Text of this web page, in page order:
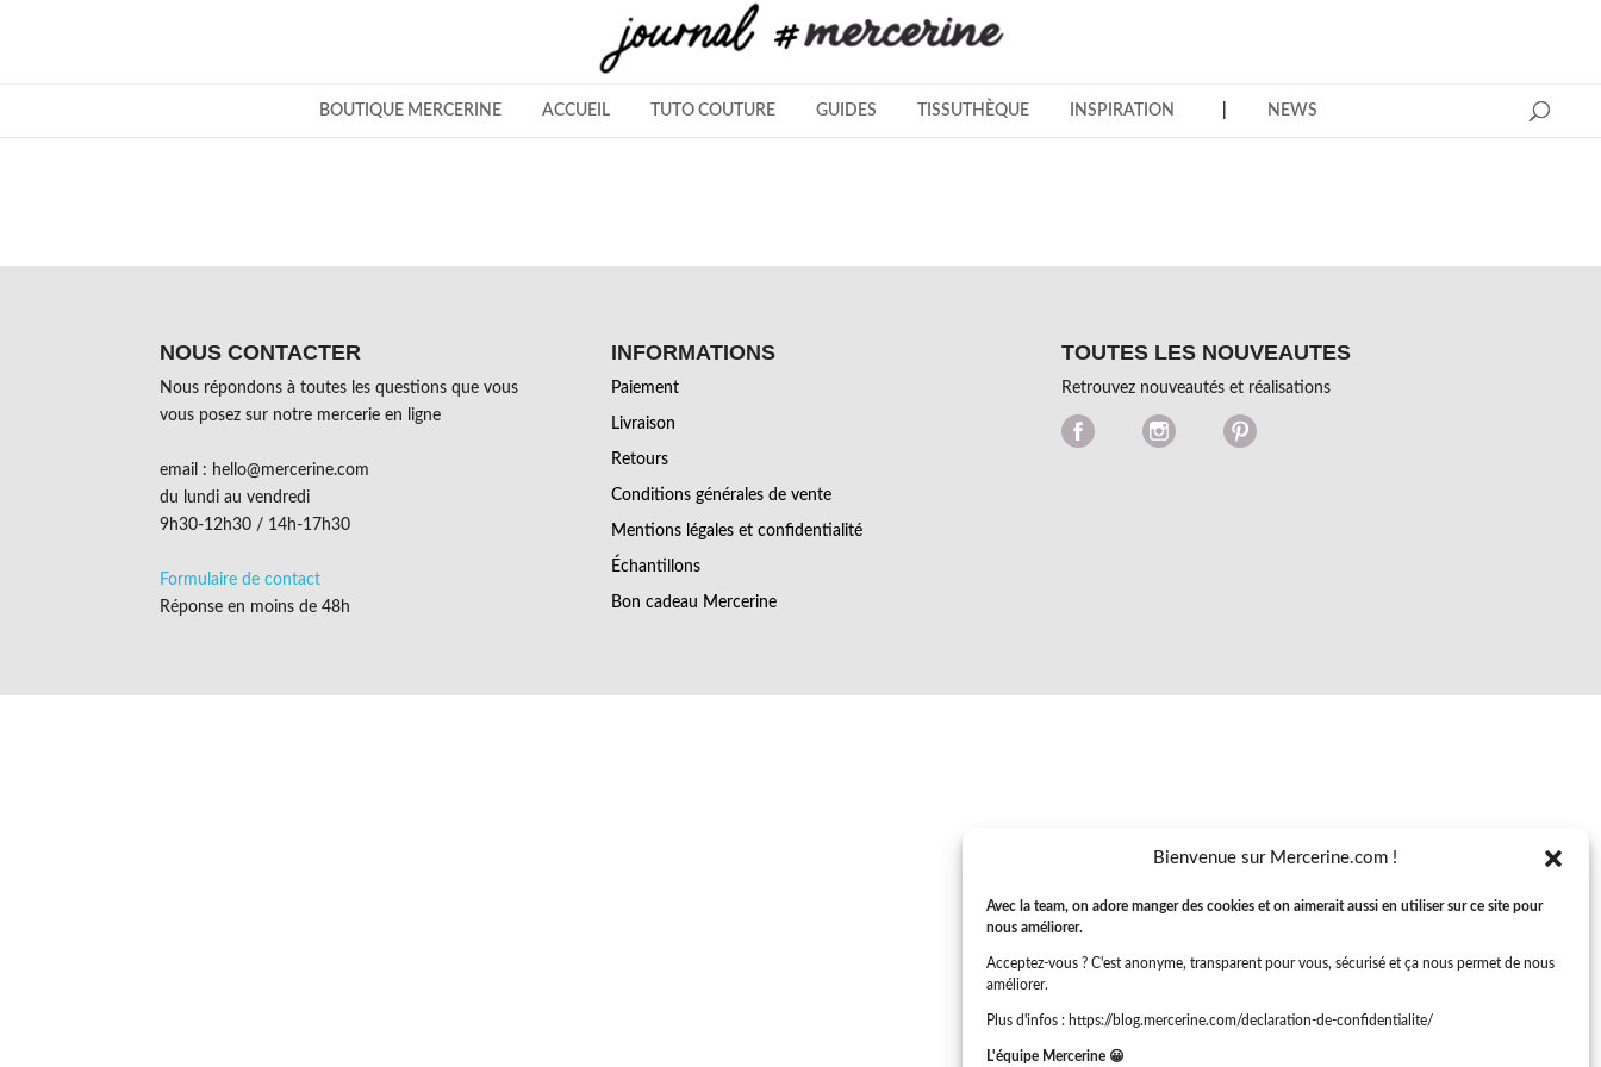
Bienvenue sur Mercerine.com !
Avec la team, on adore manger des cookies et on aimerait aussi en utiliser sur ce site pour
nous améliorer.
Acceptez-vous ? C'est anonyme, transparent pour vous, sécurisé et ça nous permet de nous
améliorer.
Plus d'infos : https://blog.mercerine.com/declaration-de-confidentialite/
L'équipe Mercerine 😀
BOUTIQUE MERCERINE ACCUEIL TUTO COUTURE GUIDES TISSUTHÈQUE INSPIRATION NEWS
NOUS CONTACTER
Nous répondons à toutes les questions que vous
vous posez sur notre mercerie en ligne
email : hello@mercerine.com
du lundi au vendredi
9h30-12h30 / 14h-17h30
Formulaire de contact
Réponse en moins de 48h
INFORMATIONS
Paiement
Livraison
Retours
Conditions générales de vente
Mentions légales et confidentialité
Échantillons
Bon cadeau Mercerine
TOUTES LES NOUVEAUTES
Retrouvez nouveautés et réalisations